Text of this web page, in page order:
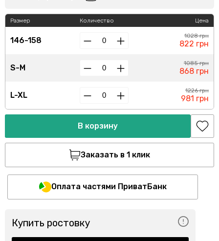
Размер
146-158
S-M
L-XL
Количество Цена
1028 грн
822 грн
1085 грн
868 грн
1226 грн
981 грн
В корзину
Заказать в 1 клик
Оплата частями ПриватБанк
Купить ростовку